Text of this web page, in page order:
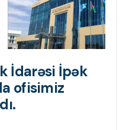
İdarəsi İpək
ofisimiz